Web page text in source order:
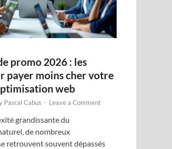
promo 2026 : les
payer moins cher votre
web
Pascal Cabus - Leave a Comment
grandissante du
de nombreux
retrouvent souvent dépassés